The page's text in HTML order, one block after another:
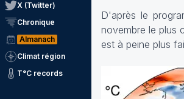
X (Twitter)
Chronique
Almanach
Climat région
T°C records
D'après le
novembre le plus
est à peine plus